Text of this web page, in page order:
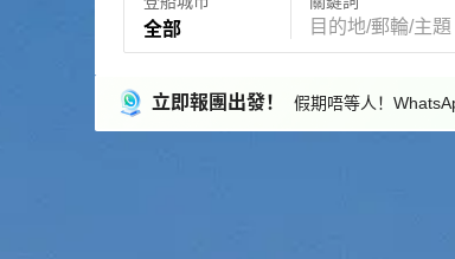
全部
立即報團出發！ 假期唔等人！